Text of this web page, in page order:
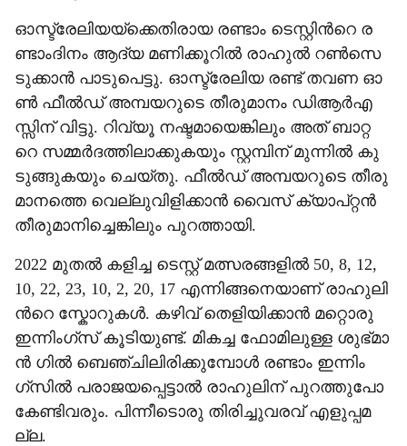
ഓ​സ്ട്രേ​ലി​യ​യ്ക്കെ​തി​രാ​യ ര​ണ്ടാം ടെ​സ്റ്റി​ന്‍റെ ര​
ണ്ടാം​ദി​നം ആ​ദ്യ മ​ണി​ക്കൂ​റി​ല്‍ രാ​ഹു​ല്‍ റ​ണ്‍സെ​
ടു​ക്കാ​ന്‍ പാ​ടു​പെ​ട്ടു. ഓ​സ്ട്രേ​ലി​യ ര​ണ്ട് ത​വ​ണ ഓ​
ണ്‍ ഫീ​ല്‍ഡ് അ​മ്പ​യ​റു​ടെ തീ​രു​മാ​നം ഡി​ആ​ര്‍എ​
സ്സി​ന് വി​ട്ടു. റി​വ്യൂ ന​ഷ്ട​മാ​യെ​ങ്കി​ലും അ​ത് ബാ​റ്റ​
റെ സ​മ്മ​ര്‍ദ​ത്തി​ലാ​ക്കു​ക​യും സ്റ്റ​മ്പി​ന് മു​ന്നി​ല്‍ കു​
ടു​ങ്ങു​ക​യും ചെ​യ്തു. ഫീ​ല്‍ഡ് അ​മ്പ​യ​റു​ടെ തീ​രു​
മാ​ന​ത്തെ വെ​ല്ലു​വി​ളി​ക്കാ​ന്‍ വൈ​സ് ക്യാ​പ്റ്റ​ന്‍
തീ​രു​മാ​നി​ച്ചെ​ങ്കി​ലും പു​റ​ത്താ​യി.
2022 മു​ത​ല്‍ ക​ളി​ച്ച ടെ​സ്റ്റ് മ​ത്സ​ര​ങ്ങ​ളി​ല്‍ 50, 8, 12,
10, 22, 23, 10, 2, 20, 17 എ​ന്നി​ങ്ങ​നെ​യാ​ണ് രാ​ഹു​ലി​
ന്‍റെ സ്കോ​റു​ക​ള്‍. ക​ഴി​വ് തെ​ളി​യി​ക്കാ​ന്‍ മ​റ്റൊ​രു
ഇ​ന്നിം​ഗ്സ് കൂ​ടി​യു​ണ്ട്. മി​ക​ച്ച ഫോ​മി​ലു​ള്ള ശു​ഭ്മാ​
ന്‍ ഗി​ല്‍ ബെ​ഞ്ചി​ലി​രി​ക്കു​മ്പോ​ള്‍ ര​ണ്ടാം ഇ​ന്നിം​
ഗ്സി​ല്‍ പ​രാ​ജ​യ​പ്പെ​ട്ടാ​ല്‍ രാ​ഹു​ലി​ന് പു​റ​ത്തു​പോ​
കേ​ണ്ടി​വ​രും. പി​ന്നീ​ടൊ​രു തി​രി​ച്ചു​വ​ര​വ് എ​ളു​പ്പ​മ​
ല്ല.